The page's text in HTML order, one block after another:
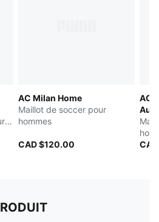
AC Milan Home
Maillot de soccer pour
hommes
CAD $120.00
AC